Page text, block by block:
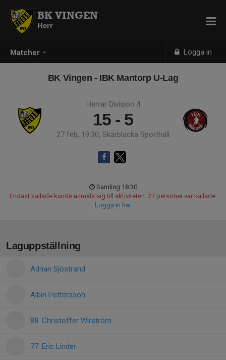
Matcher Logga in
BK VINGEN
Herr
BK Vingen - IBK Mantorp U-Lag
Herrar Division 4
15 - 5
27 feb, 19:30, Skärblacka Sporthall
Samling 18:30
Endast kallade kunde anmäla sig till aktiviteten. 27 personer var kallade.
Logga in här
Laguppställning
Adrian Sjöstrand
Albin Pettersson
88. Christoffer Wirström
77. Eric Linder